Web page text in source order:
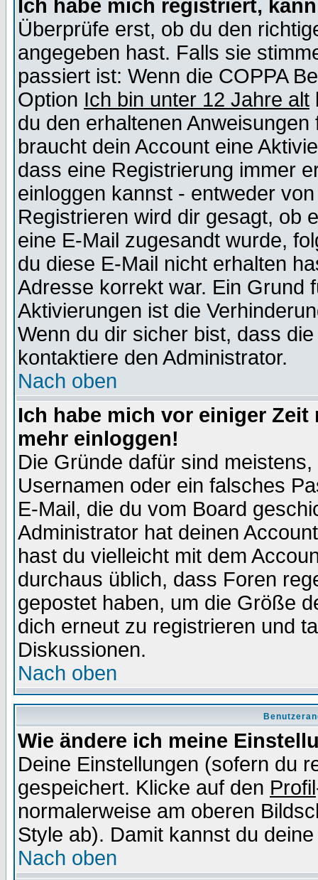
Ich habe mich registriert,
Überprüfe erst, ob du den
angegeben hast. Falls sie
passiert ist: Wenn die COPPA
Option Ich bin unter 12 Jahre alt
du den erhaltenen
braucht dein Account eine
dass eine Registrierung immer
einloggen kannst - entweder
Registrieren wird dir gesagt, ob
eine E-Mail zugesandt wurde,
du diese E-Mail nicht erhalten
Adresse korrekt war. Ein Grund
Aktivierungen ist die
Wenn du dir sicher bist, dass
kontaktiere den Administrator.
Nach oben
Ich habe mich vor einiger
mehr einloggen!
Die Gründe dafür sind
Usernamen oder ein falsches
E-Mail, die du vom Board
Administrator hat deinen
hast du vielleicht mit dem
durchaus üblich, dass Foren
gepostet haben, um die Größe
dich erneut zu registrieren und
Diskussionen.
Nach oben
Wie ändere ich meine
Deine Einstellungen (sofern du
gespeichert. Klicke auf den Profil
normalerweise am oberen
Style ab). Damit kannst du
Nach oben